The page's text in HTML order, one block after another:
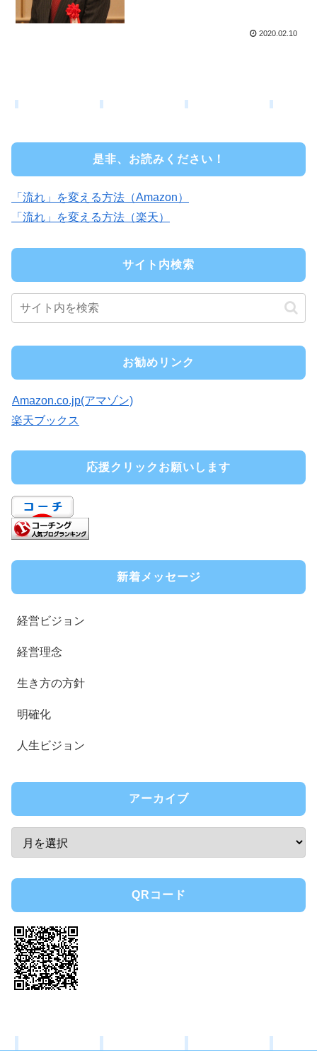
2020.02.10
是非、お読みください！
「流れ」を変える方法（Amazon）
「流れ」を変える方法（楽天）
サイト内検索
お勧めリンク
Amazon.co.jp(アマゾン)
楽天ブックス
応援クリックお願いします
新着メッセージ
経営ビジョン
経営理念
生き方の方針
明確化
人生ビジョン
アーカイブ
QRコード